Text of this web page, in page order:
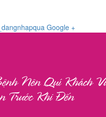
_dangnhapqua Google +